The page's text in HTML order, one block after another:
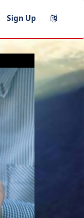
Sign Up